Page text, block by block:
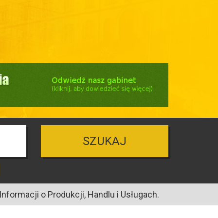
SZUKAJ
o Produkcji, Handlu i Usługach.